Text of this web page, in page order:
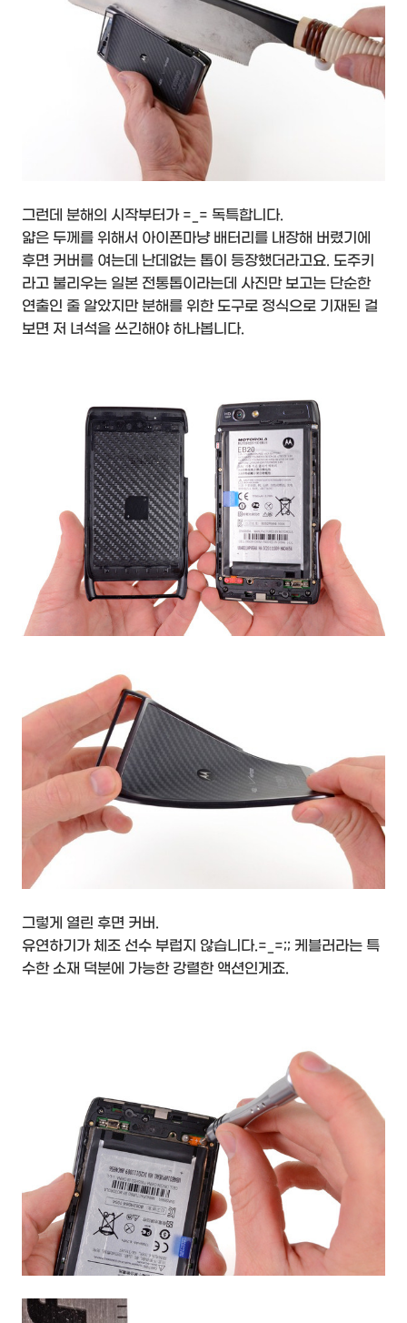
그런데 분해의 시작부터가 =_= 독특합니다.
얇은 두께를 위해서 아이폰마냥 배터리를 내장해 버렸기에
후면 커버를 여는데 난데없는 톱이 등장했더라고요. 도주키
라고 불리우는 일본 전통톱이라는데 사진만 보고는 단순한
연출인 줄 알았지만 분해를 위한 도구로 정식으로 기재된 걸
보면 저 녀석을 쓰긴해야 하나봅니다.
그렇게 열린 후면 커버.
유연하기가 체조 선수 부럽지 않습니다.=_=;; 케블러라는 특
수한 소재 덕분에 가능한 강렬한 액션인게죠.